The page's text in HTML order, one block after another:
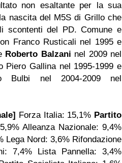
non esaltante per la sua
nascita del M5S di Grillo che
scontenti del PD. Comune e
Franco Rusticali nel 1995 e
Roberto Balzani nel 2009 nel
Piero Gallina nel 1995-1999 e
Bulbi nel 2004-2009 nel
Forza Italia: 15,1% Partito
Alleanza Nazionale: 9,4%
Lega Nord: 3,6% Rifondazione
7,4%
Lista Pannella: 3,4%